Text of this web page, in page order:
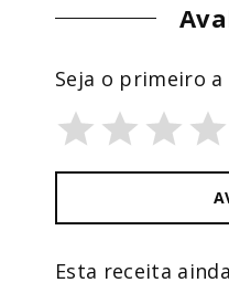
Esta receita
Seja o primeiro a